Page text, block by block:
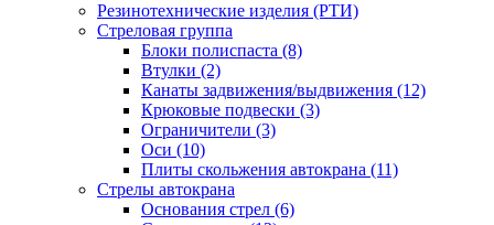
Резинотехнические изделия (РТИ)
Стреловая группа
Блоки полиспаста (8)
Втулки (2)
Канаты задвижения/выдвижения (12)
Крюковые подвески (3)
Ограничители (3)
Оси (10)
Плиты скольжения автокрана (11)
Стрелы автокрана
Основания стрел (6)